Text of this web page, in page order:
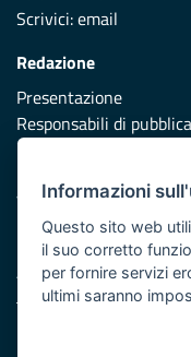
Scrivici:email
Redazione
Presentazione
Responsabili di
Vai al sito di
Iniziativa finanziata
Asse XI
Informazioni
Questo sito web
il suo corretto
per fornire servizi
ultimi saranno